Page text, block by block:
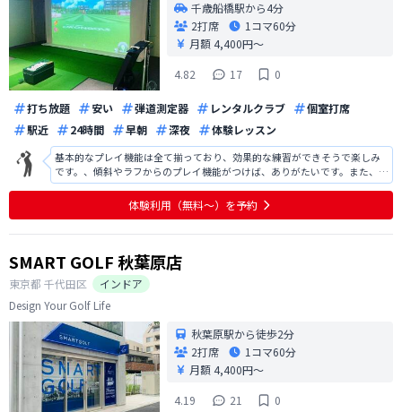
千歳船橋駅から4分
2打席
1コマ60分
月額 4,400円〜
4.82
17 0
打ち放題 安い 弾道測定器 レンタルクラブ
個室打席
駅近
24時間 早朝 深夜 体験レッスン
基本的なプレイ機能は全て揃っており、効果的な練習ができそうで楽しみ
です。、傾斜やラフからのプレイ機能がつけば、ありがたいです。また、2
室しかなく、会員が増えた際には、部屋数を増やして欲しいです。説明時
のやり取りの際、通信に若干の時差があり、少々会話がしづらかったで
す。オンラインでのプライベートレッス
体験利用（無料〜）を予約
SMART GOLF 秋葉原店
東京都 千代田区
インドア
Design Your Golf Life
秋葉原駅から徒歩2分
2打席
1コマ60分
月額 4,400円〜
4.19
21 0